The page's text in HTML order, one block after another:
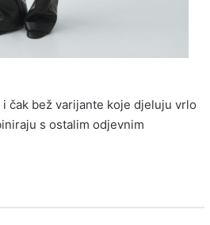
čak bež varijante koje djeluju vrlo
s ostalim odjevnim